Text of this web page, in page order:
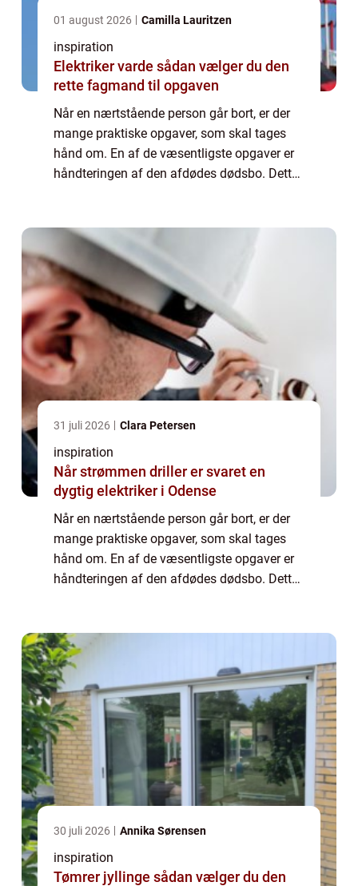
01 august 2026 Camilla Lauritzen
inspiration
Elektriker varde sådan vælger du den
rette fagmand til opgaven
Når en nærtstående person går bort, er der
mange praktiske opgaver, som skal tages
hånd om. En af de væsentligste opgaver er
håndteringen af den afdødes dødsbo. Dette
31 juli 2026 Clara Petersen
inspiration
Når strømmen driller er svaret en
dygtig elektriker i Odense
Når en nærtstående person går bort, er der
mange praktiske opgaver, som skal tages
hånd om. En af de væsentligste opgaver er
håndteringen af den afdødes dødsbo. Dette
30 juli 2026 Annika Sørensen
inspiration
Tømrer jyllinge sådan vælger du den